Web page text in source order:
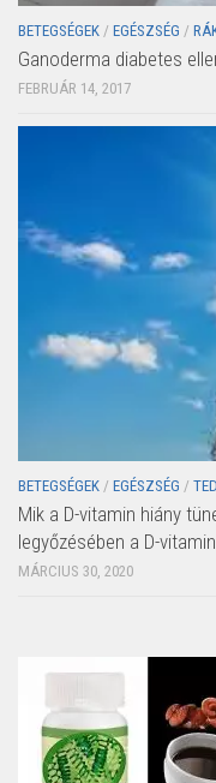
BETEGSÉGEK / EGÉSZSÉG /
Ganoderma diabetes
FEBRUÁR 14, 2017
BETEGSÉGEK / EGÉSZSÉG /
Mik a D-vitamin hiány
legyőzésében a D-
MÁRCIUS 30, 2020